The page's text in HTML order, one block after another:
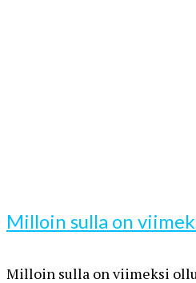
Milloin sulla on
Milloin sulla on viimeksi